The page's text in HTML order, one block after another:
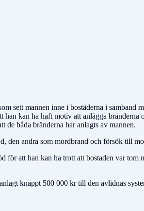
sett mannen inne i bostäderna i samband
kan ha haft motiv att anlägga
båda bränderna har anlagts av mannen.
den andra som mordbrand och försök till
att han kan ha trott att bostaden var tom
knappt 500 000 kr till den avlidnas